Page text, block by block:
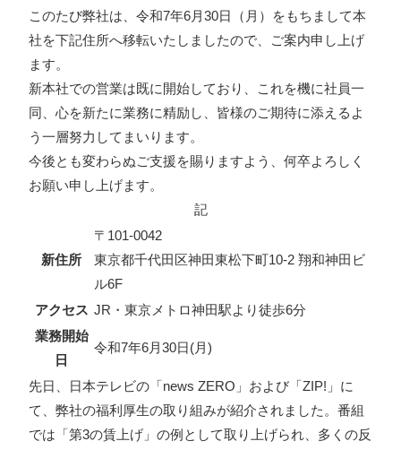
このたび弊社は、令和7年6月30日（月）をもちまして本
社を下記住所へ移転いたしましたので、ご案内申し上げ
ます。
新本社での営業は既に開始しており、これを機に社員一
同、心を新たに業務に精励し、皆様のご期待に添えるよ
う一層努力してまいります。
今後とも変わらぬご支援を賜りますよう、何卒よろしく
お願い申し上げます。
記
新住所
〒101-0042
東京都千代田区神田東松下町10-2 翔和神田ビ
ル6F
アクセス JR・東京メトロ神田駅より徒歩6分
業務開始
日
令和7年6月30日(月)
先日、日本テレビの「news ZERO」および「ZIP!」に
て、弊社の福利厚生の取り組みが紹介されました。番組
では「第3の賃上げ」の例として取り上げられ、多くの反